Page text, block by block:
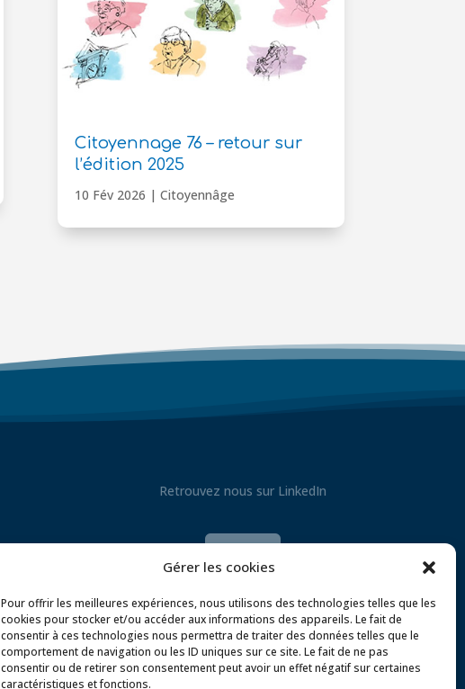
Gérer les cookies
Pour offrir les meilleures expériences, nous utilisons des technologies telles que les
cookies pour stocker et/ou accéder aux informations des appareils. Le fait de
consentir à ces technologies nous permettra de traiter des données telles que le
comportement de navigation ou les ID uniques sur ce site. Le fait de ne pas
consentir ou de retirer son consentement peut avoir un effet négatif sur certaines
caractéristiques et fonctions.
Citoyennage 76 – retour sur
l’édition 2025
10 Fév 2026 | Citoyennâge
Retrouvez nous sur LinkedIn
